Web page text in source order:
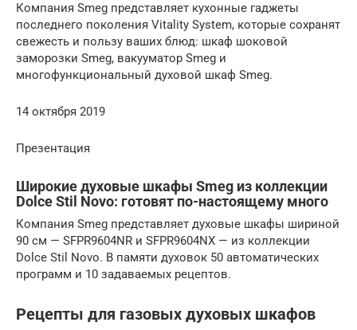
Компания Smeg представляет кухонные гаджеты
последнего поколения Vitality System, которые сохранят
свежесть и пользу ваших блюд: шкаф шоковой
заморозки Smeg, вакууматор Smeg и
многофункциональный духовой шкаф Smeg.
14 октября 2019
Презентация
Широкие духовые шкафы Smeg из коллекции
Dolce Stil Novo: готовят по-настоящему много
Компания Smeg представляет духовые шкафы шириной
90 см — SFPR9604NR и SFPR9604NX — из коллекции
Dolce Stil Novo. В памяти духовок 50 автоматических
программ и 10 задаваемых рецептов.
Рецепты для газовых духовых шкафов